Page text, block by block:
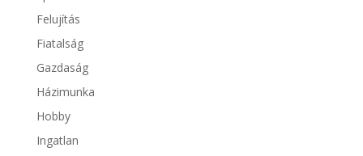
Felujítás
Fiatalság
Gazdaság
Házimunka
Hobby
Ingatlan